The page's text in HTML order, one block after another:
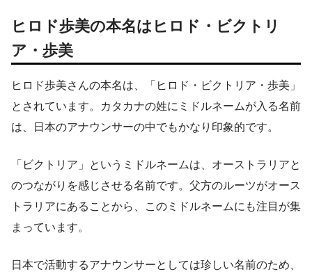
ヒロド歩美の本名はヒロド・ビクトリ
ア・歩美
ヒロド歩美さんの本名は、「ヒロド・ビクトリア・歩美」
とされています。カタカナの姓にミドルネームが入る名前
は、日本のアナウンサーの中でもかなり印象的です。
「ビクトリア」というミドルネームは、オーストラリアと
のつながりを感じさせる名前です。父方のルーツがオース
トラリアにあることから、このミドルネームにも注目が集
まっています。
日本で活動するアナウンサーとしては珍しい名前のため、